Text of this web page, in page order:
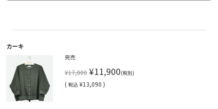
カーキ
完売
¥17,000 ¥11,900(税別)
( 税込 ¥13,090 )